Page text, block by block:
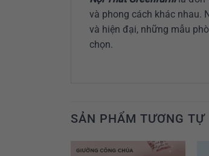
và phong cách khác nhau.
và hiện đại, những mẫu
chọn.
SẢN PHẨM TƯƠNG TỰ